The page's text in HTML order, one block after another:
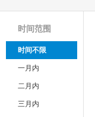
时间范围
时间不限
一月内
二月内
三月内